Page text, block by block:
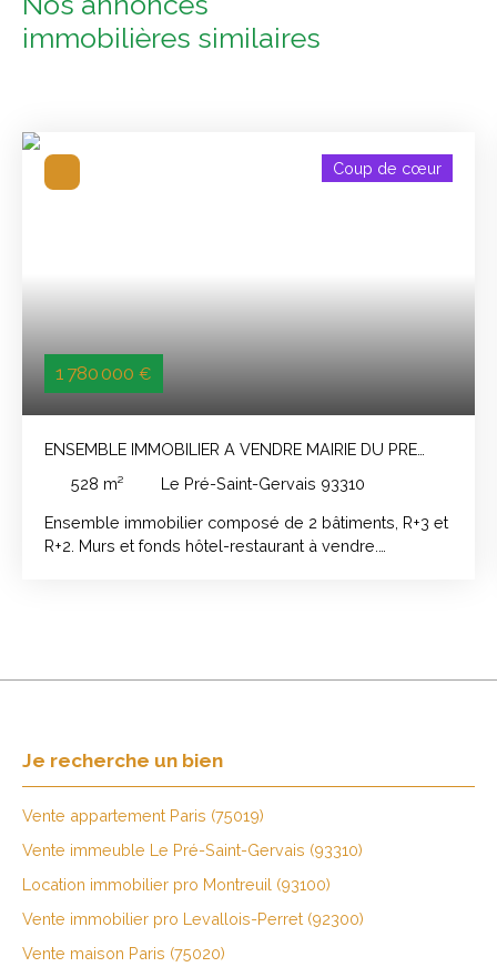
immobilières similaires
1 780 000 €
Coup de cœur
ENSEMBLE IMMOBILIER A VENDRE MAIRIE DU PRE
SAINT GERVAIS
528 m² Le Pré-Saint-Gervais 93310
Ensemble immobilier composé de 2 bâtiments, R+3 et
R+2. Murs et fonds hôtel-restaurant à vendre.
Je recherche un bien
Vente appartement Paris (75019)
Vente immeuble Le Pré-Saint-Gervais (93310)
Location immobilier pro Montreuil (93100)
Vente immobilier pro Levallois-Perret (92300)
Vente maison Paris (75020)